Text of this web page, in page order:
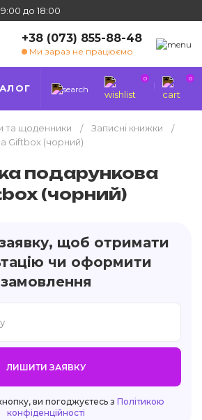
до 18:00
+38 (073) 855-88-48
Ми зараз не працюємо
0 0
та щоденники
Записні книжки
Giftbox (чорний)
подарункова
(чорний)
щоб отримати
чи оформити
замовлення
ЛИШИТИ ЗАЯВКУ
ви погоджуєтесь з Політикою
конфіденційності